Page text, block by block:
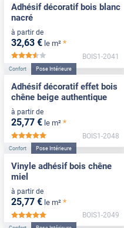
Adhésif décoratif bois blanc
nacré
à partir de
32,63 € le m² *
*****
BOIS1-2041
Confort Pose Intérieure
Adhésif décoratif effet bois
chêne beige authentique
à partir de
25,77 € le m² *
*****
BOIS1-2048
Confort Pose Intérieure
Vinyle adhésif bois chêne
miel
à partir de
25,77 € le m² *
*****
BOIS1-2049